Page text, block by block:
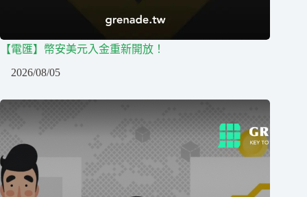
【電匯】幣安美元入金重新開放！
2026/08/05